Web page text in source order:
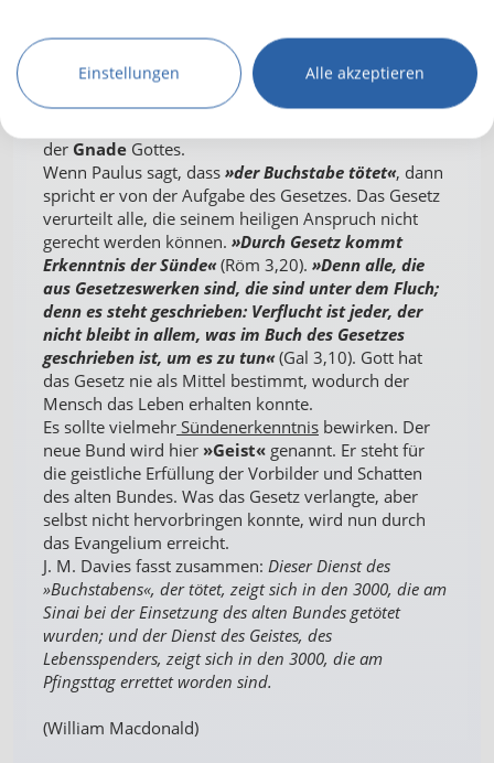
Menschen gegenüber als unbarmherzig und lieblos
(Matth 23,23). Dies ist zwar eine richtige Anwendung
des Abschnitts, nicht jedoch die Auslegung. In Vers 6
bezieht sich das Wort »Buchstabe« auf das Gesetz des
der Gnade Gottes.
Wenn Paulus sagt, dass »der Buchstabe tötet«, dann
spricht er von der Aufgabe des Gesetzes. Das Gesetz
verurteilt alle, die seinem heiligen Anspruch nicht
gerecht werden können. »Durch Gesetz kommt
Erkenntnis der Sünde«(Röm 3,20). »Denn alle, die
aus Gesetzeswerken sind, die sind unter dem Fluch;
denn es steht geschrieben: Verflucht ist jeder, der
nicht bleibt in allem, was im Buch des Gesetzes
geschrieben ist, um es zu tun«(Gal 3,10). Gott hat
das Gesetz nie als Mittel bestimmt, wodurch der
Mensch das Leben erhalten konnte.
Es sollte vielmehr Sündenerkenntnis bewirken. Der
neue Bund wird hier »Geist« genannt. Er steht für
die geistliche Erfüllung der Vorbilder und Schatten
des alten Bundes. Was das Gesetz verlangte, aber
selbst nicht hervorbringen konnte, wird nun durch
das Evangelium erreicht.
J. M. Davies fasst zusammen: Dieser Dienst des
»Buchstabens«, der tötet, zeigt sich in den 3000, die am
Sinai bei der Einsetzung des alten Bundes getötet
wurden; und der Dienst des Geistes, des
Lebensspenders, zeigt sich in den 3000, die am
Pfingsttag errettet worden sind.
(William Macdonald)
Einstellungen Alle akzeptieren